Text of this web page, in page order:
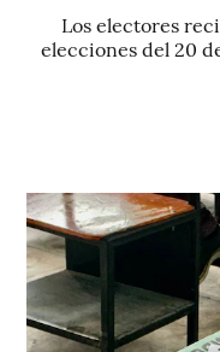
Los electores
elecciones del 20